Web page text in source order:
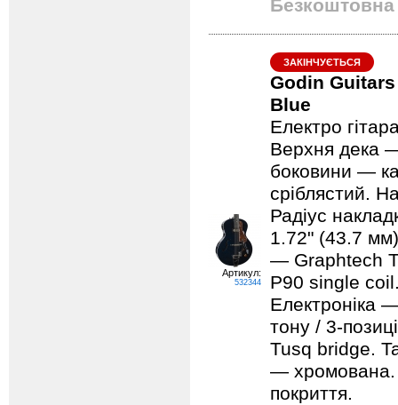
Безкоштовна
Артикул:
532344
ЗАКІНЧУЄТЬСЯ
Godin
Blue
Електро
Верхня дека
боковини —
сріблястий.
Радіус
1.72" (43.7
— Graphtech
P90 single coil.
Електроніка
тону / 3-
Tusq bridge.
— хромована.
покриття.